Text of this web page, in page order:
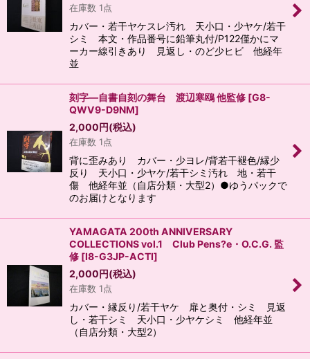
在庫数 1点
カバー・若干ヤケスレ汚れ 天小口・少ヤケ/若干
シミ 本文・作品番号に鉛筆丸付/P122僅かにマ
ーカー線引きあり 見返し・のど少ヒビ 他経年
並
刻字―自書自刻の舞台 渡辺寒鴎 他監修 [G8-
QWV9-D9NM]
2,000円(税込)
在庫数 1点
背に歪みあり カバー・少ヨレ/背若干褪色/縁少
反り 天小口・少ヤケ/若干シミ汚れ 地・若干
傷 他経年並（自店分類・大型2）●ゆうパックで
のお届けとなります
YAMAGATA 200th ANNIVERSARY
COLLECTIONS vol.1 Club Pens?e・O.C.G. 監
修 [I8-G3JP-ACTI]
2,000円(税込)
在庫数 1点
カバー・縁反り/若干ヤケ 扉と奥付・シミ 見返
し・若干シミ 天小口・少ヤケシミ 他経年並
（自店分類・大型2）